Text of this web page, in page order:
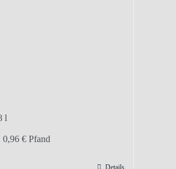
l
0,96 €Pfand
Details